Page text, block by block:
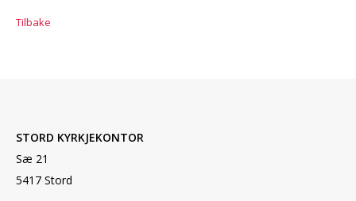
Tilbake
STORD KYRKJEKONTOR
Sæ 21
5417 Stord